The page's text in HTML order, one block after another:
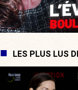
LES PLUS LUS